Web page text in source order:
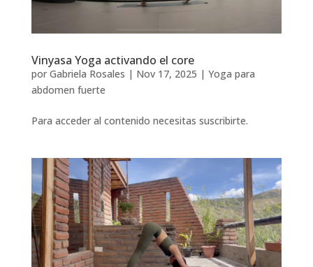
Vinyasa Yoga activando el core
por Gabriela Rosales | Nov 17, 2025 | Yoga para
abdomen fuerte
Para acceder al contenido necesitas suscribirte.